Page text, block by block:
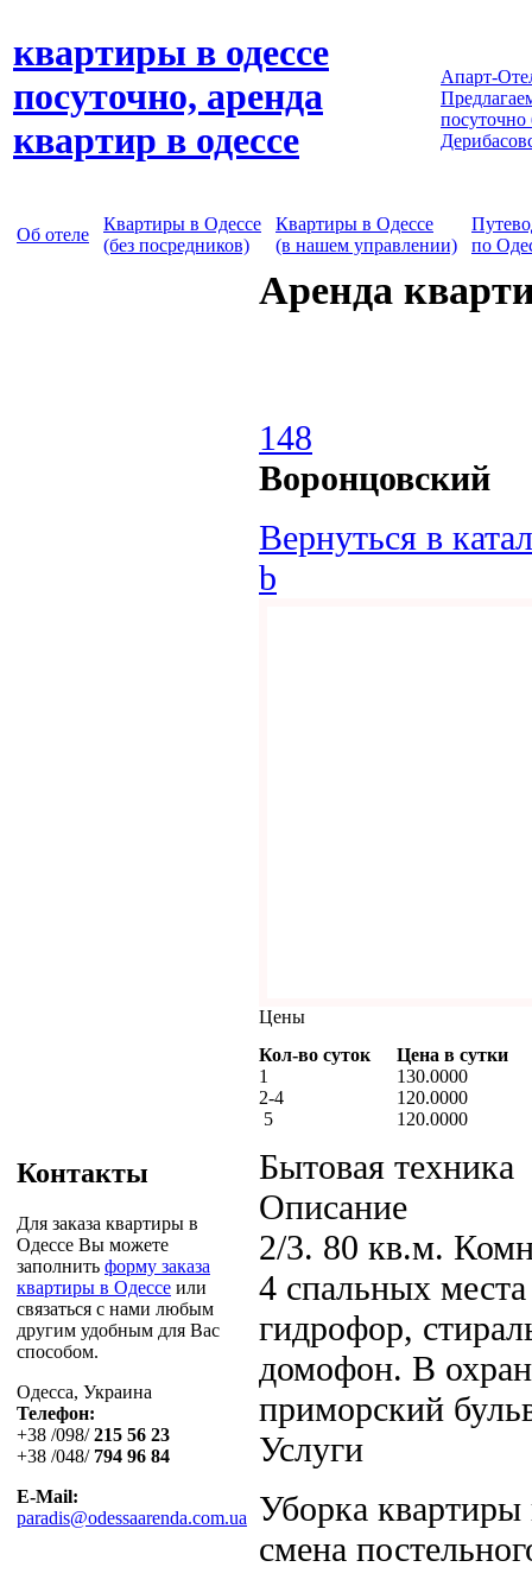
квартиры в одессе
посуточно, аренда
квартир в одессе
Апарт-
посуточно
Об отеле
Квартиры в Одессе
(без посредников)
Квартиры в Одессе
(в нашем управлении)
по
Контакты
Для заказа квартиры в
Одессе Вы можете
заполнить форму заказа
квартиры в Одессе или
связаться с нами любым
другим удобным для Вас
способом.
Одесса, Украина
Телефон:
+38 /098/215 56 23
+38 /048/ 794 96 84
E-Mail:
paradis@odessaarenda.com.ua
Аренда
148
Воронцовский
Вернуться в
b
Цены
Кол-во суток
Цена в сутки
1
2-4
5
130.0000
120.0000
120.0000
Бытовая техника
Описание
2/3. 80 кв.м.
4 спальных
гидрофор,
домофон. В
приморский
Услуги
Уборка квартиры
смена